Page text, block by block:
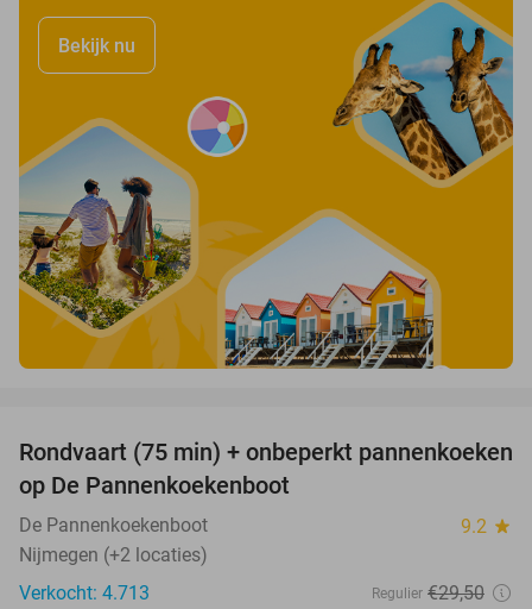
Bekijk nu
30%
Rondvaart (75 min) + onbeperkt pannenkoeken
op De Pannenkoekenboot
De Pannenkoekenboot 9.2 star
Nijmegen (+2 locaties)
Verkocht: 4.713
Regulier €29,50